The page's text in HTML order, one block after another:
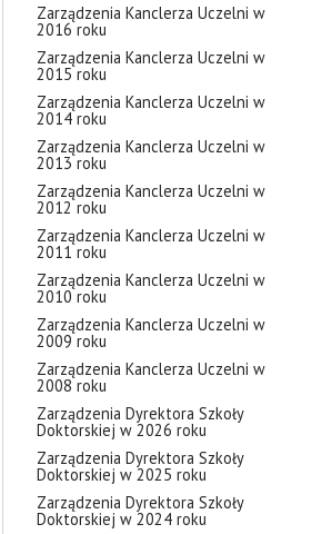
Zarządzenia Kanclerza Uczelni w
2016 roku
Zarządzenia Kanclerza Uczelni w
2015 roku
Zarządzenia Kanclerza Uczelni w
2014 roku
Zarządzenia Kanclerza Uczelni w
2013 roku
Zarządzenia Kanclerza Uczelni w
2012 roku
Zarządzenia Kanclerza Uczelni w
2011 roku
Zarządzenia Kanclerza Uczelni w
2010 roku
Zarządzenia Kanclerza Uczelni w
2009 roku
Zarządzenia Kanclerza Uczelni w
2008 roku
Zarządzenia Dyrektora Szkoły
Doktorskiej w 2026 roku
Zarządzenia Dyrektora Szkoły
Doktorskiej w 2025 roku
Zarządzenia Dyrektora Szkoły
Doktorskiej w 2024 roku